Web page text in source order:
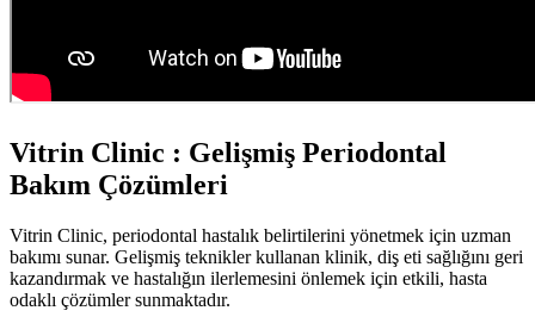
Vitrin Clinic : Gelişmiş Periodontal
Bakım Çözümleri
Vitrin Clinic, periodontal hastalık belirtilerini yönetmek için uzman
bakımı sunar. Gelişmiş teknikler kullanan klinik, diş eti sağlığını geri
kazandırmak ve hastalığın ilerlemesini önlemek için etkili, hasta
odaklı çözümler sunmaktadır.